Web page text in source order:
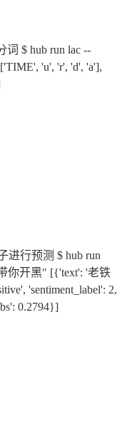
$ hub run lac --
'u', 'r', 'd', 'a'],
进行预测 $ hub run
你开黑" [{'text': '老铁
'sentiment_label': 2,
0.2794}]